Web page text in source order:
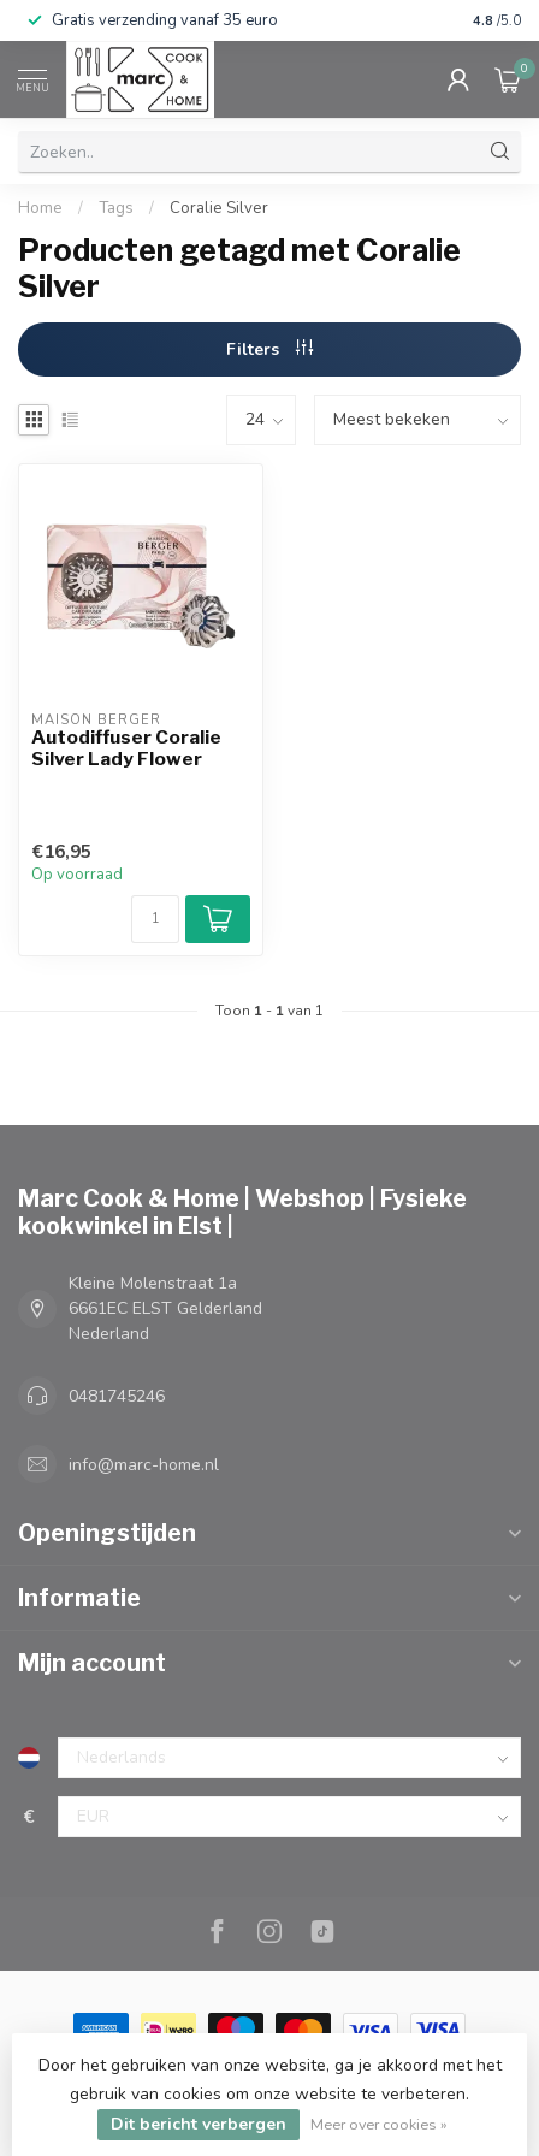
Gratis verzending vanaf 35 euro 4.8 /5.0
MENU
0
Home / Tags / Coralie Silver
Producten getagd met Coralie
Silver
Filters
MAISON BERGER
Autodiffuser Coralie
Silver Lady Flower
€16,95
Op voorraad
Toon 1 - 1van 1
Marc Cook & Home | Webshop | Fysieke
kookwinkel in Elst |
Kleine Molenstraat 1a
6661EC ELST Gelderland
Nederland
0481745246
info@marc-home.nl
Openingstijden
Informatie
Mijn account
€
© Copyright 2026 Marc Cook & Home | Webshop | Fysieke
kookwinkel in Elst |- Powered byLightspeed-Lightspeed design
byDyvelopment
Door het gebruiken van onze website, ga je akkoord met het
gebruik van cookies om onze website te verbeteren.
Dit bericht verbergen
Meer over cookies »